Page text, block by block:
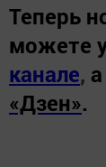
Теперь
можете
канале,
«Дзен».